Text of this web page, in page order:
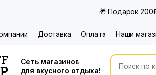
🎁 Подарок
Доставка Оплата Наши
Сеть магазинов
для вкусного отдыха!